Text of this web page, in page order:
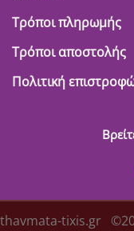
Τρόποι πληρωμής
Τρόποι αποστολής
Πολιτική
thavmata-tixis.gr